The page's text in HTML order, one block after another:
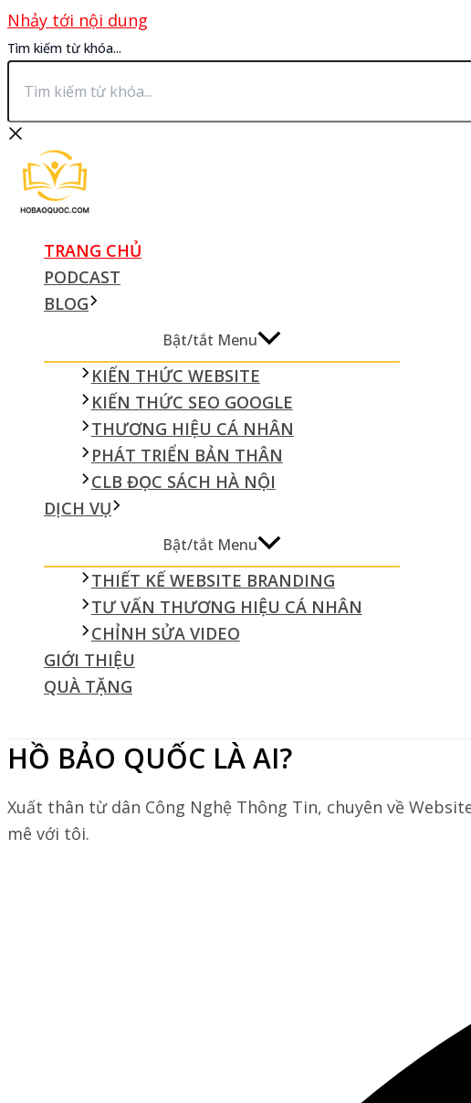
Nhảy tới nội dung
Tìm kiếm từ khóa...
TRANG CHỦ
PODCAST
BLOG
Bật/tắt Menu
KIẾN THỨC WEBSITE
KIẾN THỨC SEO GOOGLE
THƯƠNG HIỆU CÁ NHÂN
PHÁT TRIỂN BẢN THÂN
CLB ĐỌC SÁCH HÀ NỘI
DỊCH VỤ
Bật/tắt Menu
THIẾT KẾ WEBSITE BRANDING
TƯ VẤN THƯƠNG HIỆU CÁ NHÂN
CHỈNH SỬA VIDEO
GIỚI THIỆU
QUÀ TẶNG
HỒ BẢO QUỐC LÀ AI?
Xuất thân từ dân Công Nghệ Thông Tin, chuyên về
mê với tôi.